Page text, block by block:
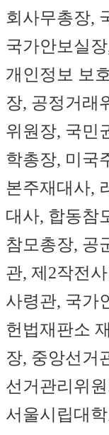
회사무총장,
국가안보실
개인정보 보
장, 공정거래
위원장, 국민
학총장, 미국
본주재대사,
대사, 합동참
참모총장, 공
관, 제2작전
사령관, 국가
헌법재판소
장, 중앙선거
선거관리위
서울시립대